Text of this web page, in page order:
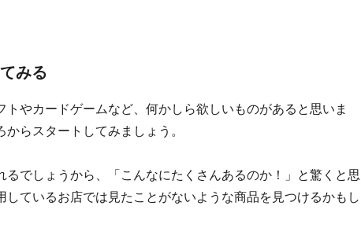
みる
やカードゲームなど、何かしら欲しいものがあると思いま
らスタートしてみましょう。
でしょうから、「こんなにたくさんあるのか！」と驚くと思
ているお店では見たことがないような商品を見つけるかもし